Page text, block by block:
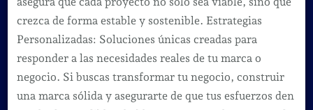
crezca de forma estable y sostenible. Estrategias
Personalizadas: Soluciones únicas creadas para
responder a las necesidades reales de tu marca o
negocio. Si buscas transformar tu negocio, construir
una marca sólida y asegurarte de que tus esfuerzos den